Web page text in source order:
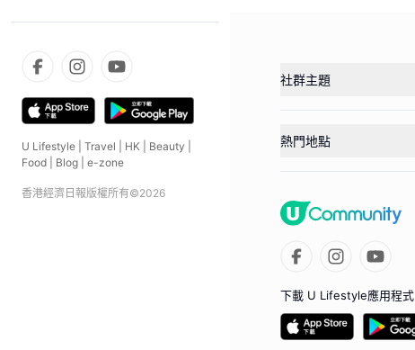
U Lifestyle Travel HK Beauty
Food
Blog e-zone
香港經濟日報版權所有©2026
社群主題
熱門地點
下載 U Lifestyle應用程式